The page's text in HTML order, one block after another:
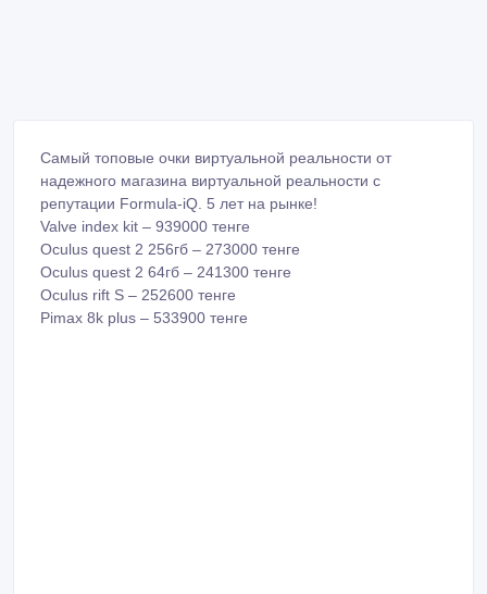
Самый топовые очки виртуальной реальности от
надежного магазина виртуальной реальности с
репутации Formula-iQ. 5 лет на рынке!
Valve index kit – 939000 тенге
Oculus quest 2 256гб – 273000 тенге
Oculus quest 2 64гб – 241300 тенге
Oculus rift S – 252600 тенге
Pimax 8k plus – 533900 тенге